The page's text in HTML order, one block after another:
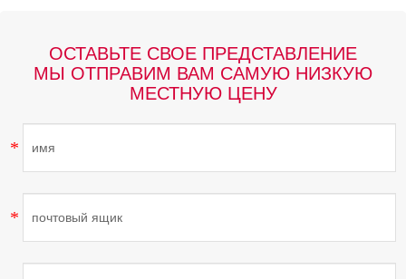
ОСТАВЬТЕ СВОЕ ПРЕДСТАВЛЕНИЕ
МЫ ОТПРАВИМ ВАМ САМУЮ НИЗКУЮ
МЕСТНУЮ ЦЕНУ